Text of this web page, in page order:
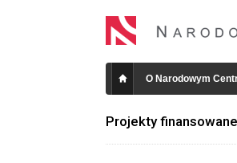
O Narodowym
Projekty